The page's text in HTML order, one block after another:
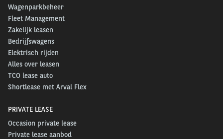
Wagenparkbeheer
Fleet Management
Zakelijk leasen
Bedrijfswagens
Elektrisch rijden
Alles over leasen
TCO lease auto
Shortlease met Arval Flex
PRIVATE LEASE
Occasion private lease
Private lease aanbod